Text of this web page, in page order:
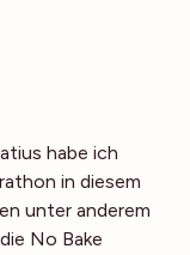
habe ich
in diesem
unter anderem
No Bake